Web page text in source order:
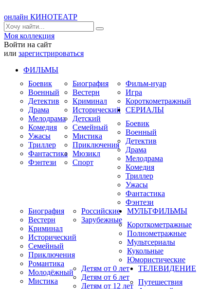
онлайн КИНОТЕАТР
Моя коллекция
Войти на сайт
или зарегистрироваться
ФИЛЬМЫ
Боевик
Военный
Детектив
Драма
Мелодрама
Комедия
Ужасы
Триллер
Фантастика
Фэнтези
Биография
Вестерн
Криминал
Исторический
Детский
Семейный
Мистика
Приключения
Мюзикл
Спорт
Фильм-нуар
Игра
Короткометражный
СЕРИАЛЫ
Боевик
Военный
Детектив
Драма
Мелодрама
Комедия
Триллер
Ужасы
Фантастика
Фэнтези
Биография
Вестерн
Криминал
Исторический
Семейный
Приключения
Романтика
Молодёжный
Мистика
Российские
Зарубежные
МУЛЬТФИЛЬМЫ
Короткометражные
Полнометражные
Мультсериалы
Кукольные
Юмористические
Детям от 0 лет
Детям от 6 лет
Детям от 12 лет
ТЕЛЕВИДЕНИЕ
Путешествия